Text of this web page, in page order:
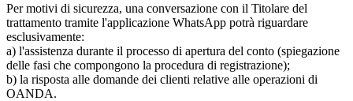
Per motivi di sicurezza, una conversazione con il Titolare del
trattamento tramite l'applicazione WhatsApp potrà riguardare
esclusivamente:
a) l'assistenza durante il processo di apertura del conto (spiegazione
delle fasi che compongono la procedura di registrazione);
b) la risposta alle domande dei clienti relative alle operazioni di
OANDA.